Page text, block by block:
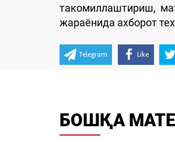
такомиллаштириш,
жараёнида ахборот
Telegram Like
БОШҚА